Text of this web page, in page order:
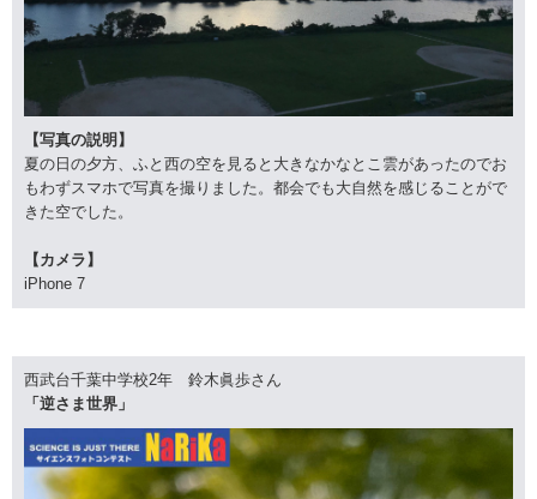
【写真の説明】
夏の日の夕方、ふと西の空を見ると大きなかなとこ雲があったのでお
もわずスマホで写真を撮りました。都会でも大自然を感じることがで
きた空でした。
【カメラ】
iPhone 7
西武台千葉中学校2年 鈴木眞歩さん
「逆さま世界」